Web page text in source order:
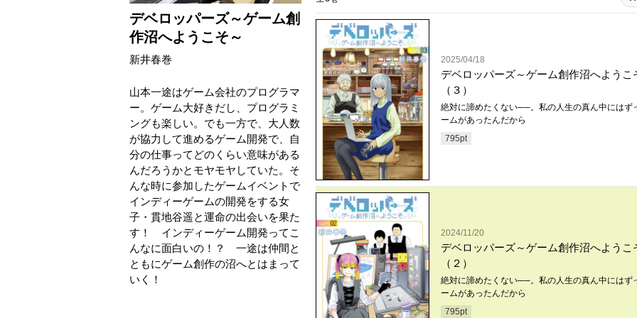
デベロッパーズ～ゲーム創
作沼へようこそ～
新井春巻
山本一途はゲーム会社のプログラマ
ー。ゲーム大好きだし、プログラミ
ングも楽しい。でも一方で、大人数
が協力して進めるゲーム開発で、自
分の仕事ってどのくらい意味がある
んだろうかとモヤモヤしていた。そ
んな時に参加したゲームイベントで
インディーゲームの開発をする女
子・貫地谷遥と運命の出会いを果た
す！ インディーゲーム開発ってこ
んなに面白いの！？ 一途は仲間と
ともにゲーム創作の沼へとはまって
いく！
2025/04/18
デベロッパーズ～ゲーム創作沼へようこ
（３）
絶対に諦めたくない──。私の人生の真ん中にはず
ームがあったんだから
795pt
2024/11/20
デベロッパーズ～ゲーム創作沼へようこ
（２）
絶対に諦めたくない──。私の人生の真ん中にはず
ームがあったんだから
795pt